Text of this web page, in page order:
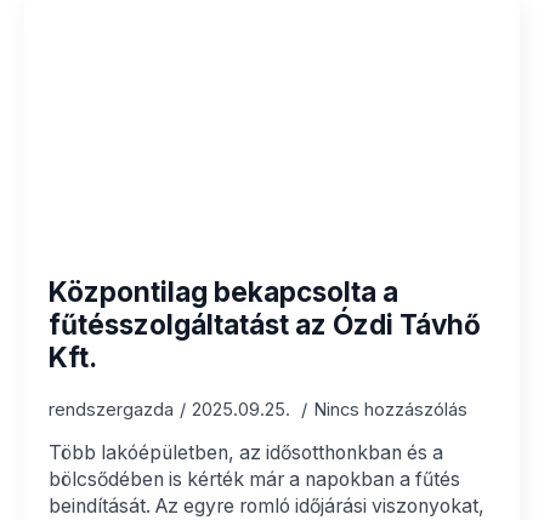
Központilag bekapcsolta a
fűtésszolgáltatást az Ózdi Távhő
Kft.
rendszergazda 2025.09.25. Nincs hozzászólás
Több lakóépületben, az idősotthonkban és a
bölcsődében is kérték már a napokban a fűtés
beindítását. Az egyre romló időjárási viszonyokat,